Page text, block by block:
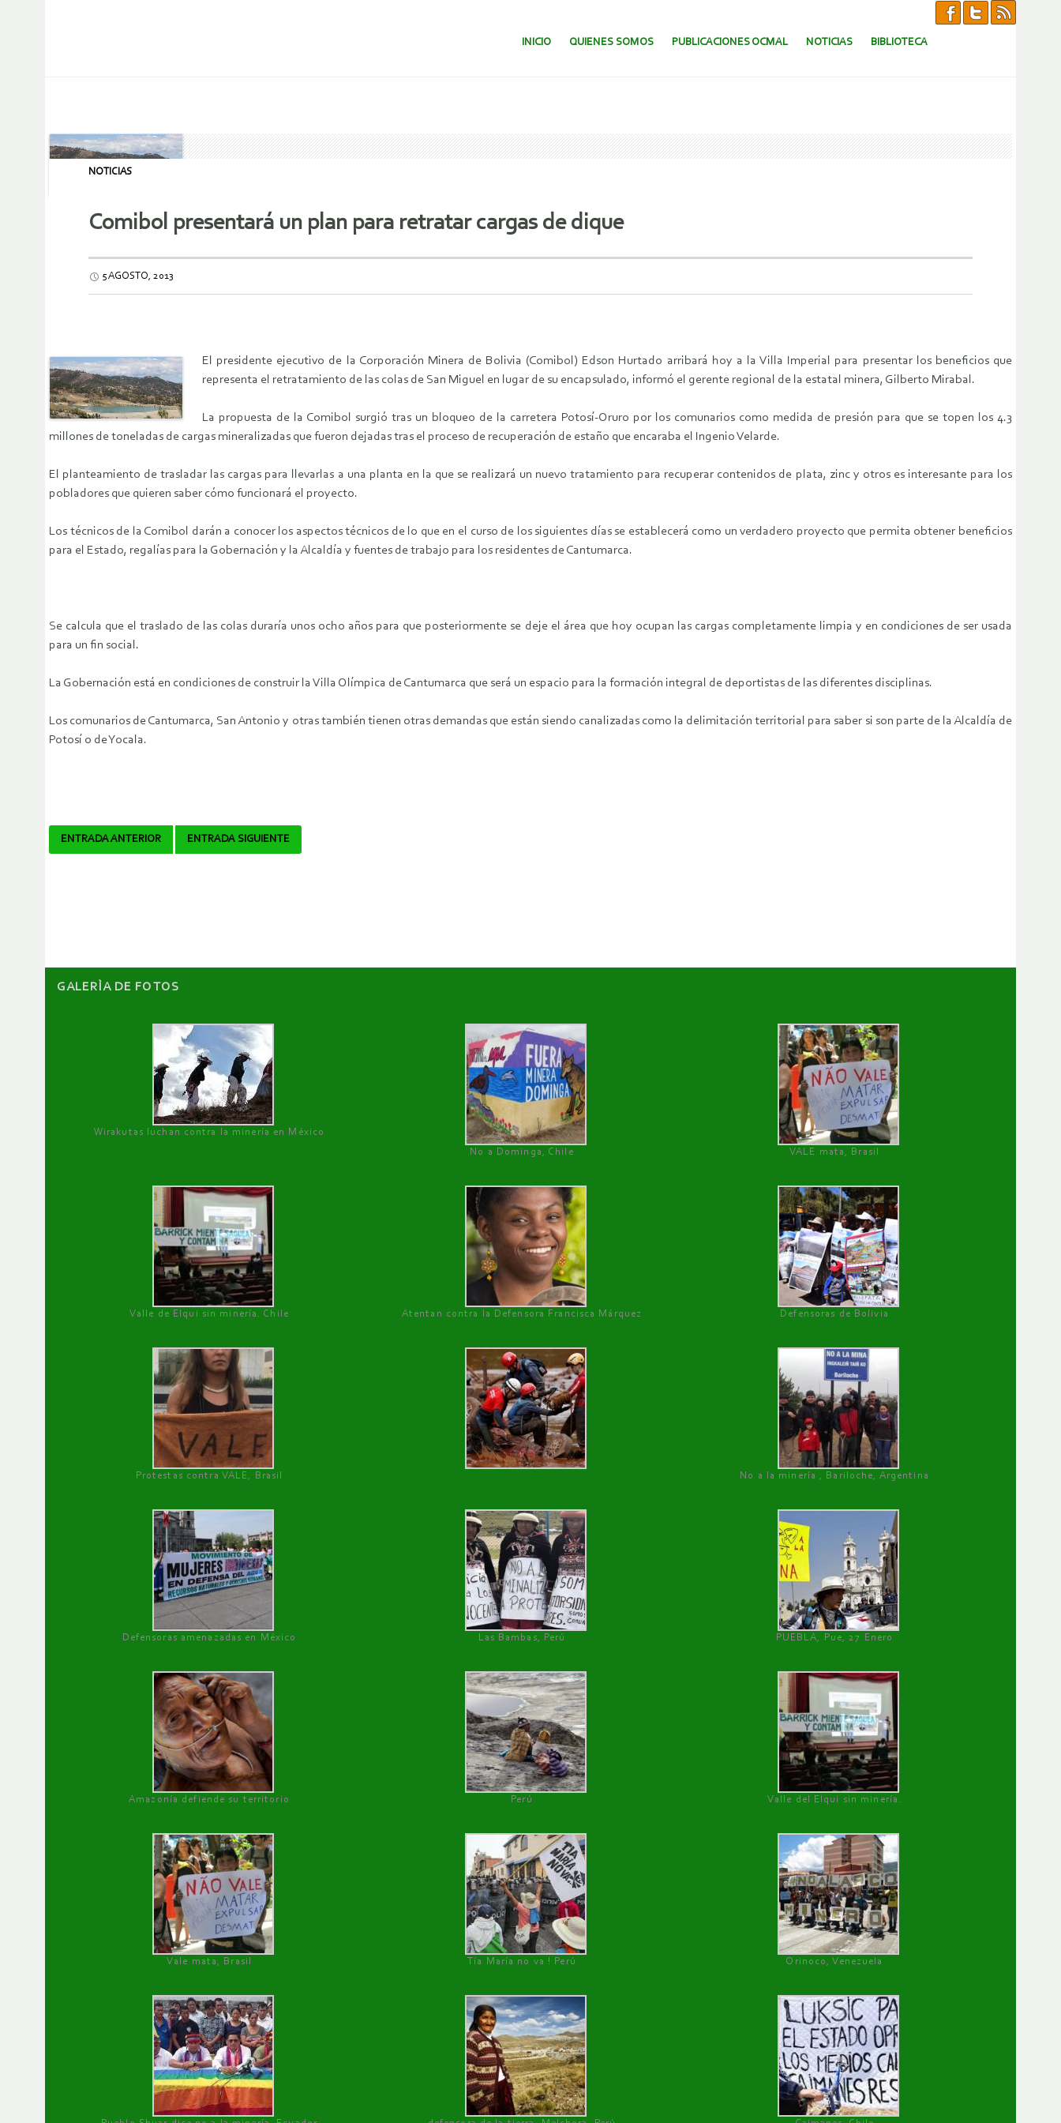
SALTAR AL CONTENIDO.
INICIO QUIENES SOMOS PUBLICACIONES OCMAL NOTICIAS BIBLIOTECA
NOTICIAS
Comibol presentará un plan para retratar cargas de dique
5 AGOSTO, 2013
El presidente ejecutivo de la Corporación Minera de Bolivia (Comibol) Edson Hurtado arribará hoy a la Villa Imperial para presentar los beneficios que
representa el retratamiento de las colas de San Miguel en lugar de su encapsulado, informó el gerente regional de la estatal minera, Gilberto Mirabal.
La propuesta de la Comibol surgió tras un bloqueo de la carretera Potosí-Oruro por los comunarios como medida de presión para que se topen los 4.3
millones de toneladas de cargas mineralizadas que fueron dejadas tras el proceso de recuperación de estaño que encaraba el Ingenio Velarde.
El planteamiento de trasladar las cargas para llevarlas a una planta en la que se realizará un nuevo tratamiento para recuperar contenidos de plata, zinc y otros es interesante para los
pobladores que quieren saber cómo funcionará el proyecto.
Los técnicos de la Comibol darán a conocer los aspectos técnicos de lo que en el curso de los siguientes días se establecerá como un verdadero proyecto que permita obtener beneficios
para el Estado, regalías para la Gobernación y la Alcaldía y fuentes de trabajo para los residentes de Cantumarca.
Se calcula que el traslado de las colas duraría unos ocho años para que posteriormente se deje el área que hoy ocupan las cargas completamente limpia y en condiciones de ser usada
para un fin social.
La Gobernación está en condiciones de construir la Villa Olímpica de Cantumarca que será un espacio para la formación integral de deportistas de las diferentes disciplinas.
Los comunarios de Cantumarca, San Antonio y otras también tienen otras demandas que están siendo canalizadas como la delimitación territorial para saber si son parte de la Alcaldía de
Potosí o de Yocala.
Navegador
ENTRADA ANTERIOR ENTRADA SIGUIENTE
GALERÌA DE FOTOS
Wirakutas luchan contra la minería en México
No a Dominga, Chile
VALE mata, Brasil
Valle de Elqui sin minería. Chile Atentan contra la Defensora Francisca Márquez Defensoras de Bolivia
Protestas contra VALE, Brasil No a la minería , Bariloche, Argentina
Defensoras amenazadas en México Las Bambas, Perú PUEBLA, Pue, 27 Enero
Amazonía defiende su territorio Perú Valle del Elqui sin minería.
Vale mata, Brasil Tía María no va ! Perú Orinoco, Venezuela